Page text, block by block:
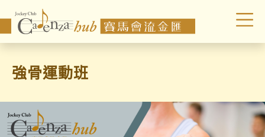
強骨運動班